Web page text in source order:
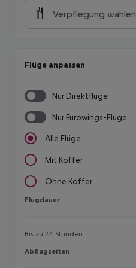
Verpflegung wählen
Flüge anpassen
Nur Direktflüge
Nur Eurowings-Flüge
Alle Flüge
Mit Koffer
Ohne Koffer
Flugdauer
Flugdauer
Bis zu 24 Stunden
Abflugzeiten
Abflugzeiten